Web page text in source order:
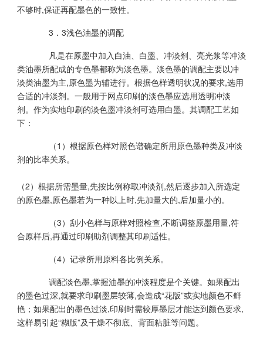
不够时,保证再配墨色的一致性。
3．3浅色油墨的调配
凡是在原墨中加入白油、白墨、冲淡剂、亮光浆等冲淡
类油墨所配成的专色墨都称为淡色墨。淡色墨的调配主要以冲
淡类油墨为主,原色墨为辅进行。根据色样透明状况的要求,选用
合适的冲淡剂。一般用于网点印刷的淡色墨应选用透明冲淡
剂。作为实地印刷的淡色墨冲淡剂可选用白墨。其调配工艺如
下：
（1）根据原色样对照色谱确定所用原色墨种类及冲淡
剂的比率关系。
（2）根据所需墨量,先按比例称取冲淡剂,然后逐步加入所选定
的原色墨,原色墨若为一种以上时,先加量大的,后加量小的。
（3）刮小色样与原样对照检查,不断调整原墨用量,符
合原样后,再通过印刷助剂调整其印刷适性。
（4）记录所用原料各比例关系。
调配淡色墨,掌握油墨的冲淡程度是个关键。如果配出
的墨色过深,就要求印刷墨层较薄,会造成“花版”或实地颜色不鲜
艳；如果配出的墨色过淡,印刷时需较厚墨层才能达到颜色要求,
这样易引起“糊版”及干燥不彻底、背面粘脏等问题。